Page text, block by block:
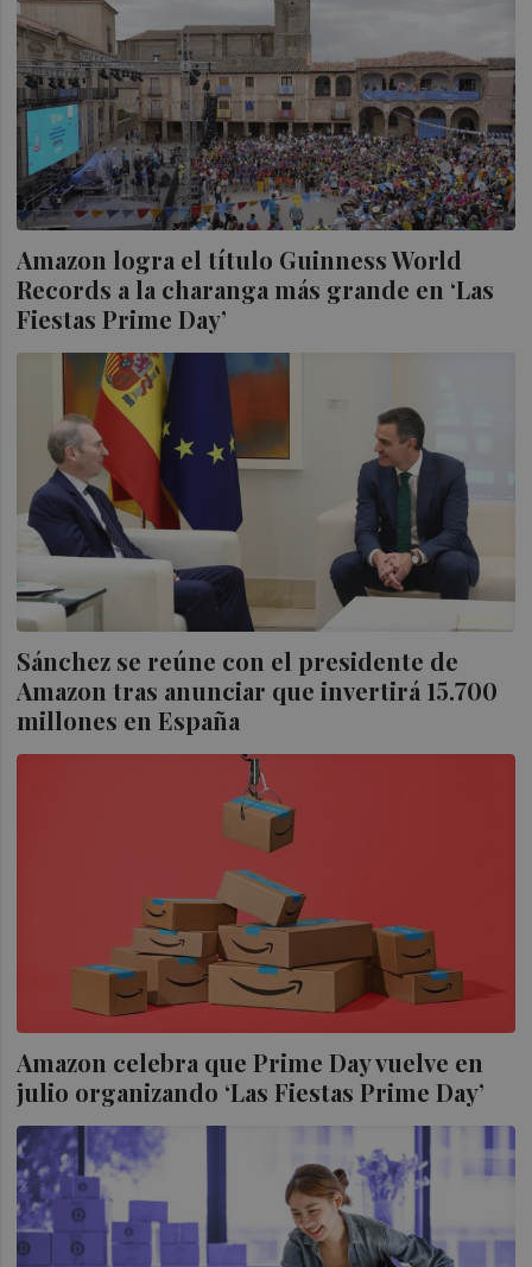
Amazon logra el título Guinness World
Records a la charanga más grande en ‘Las
Fiestas Prime Day’
Sánchez se reúne con el presidente de
Amazon tras anunciar que invertirá 15.700
millones en España
Amazon celebra que Prime Day vuelve en
julio organizando ‘Las Fiestas Prime Day’